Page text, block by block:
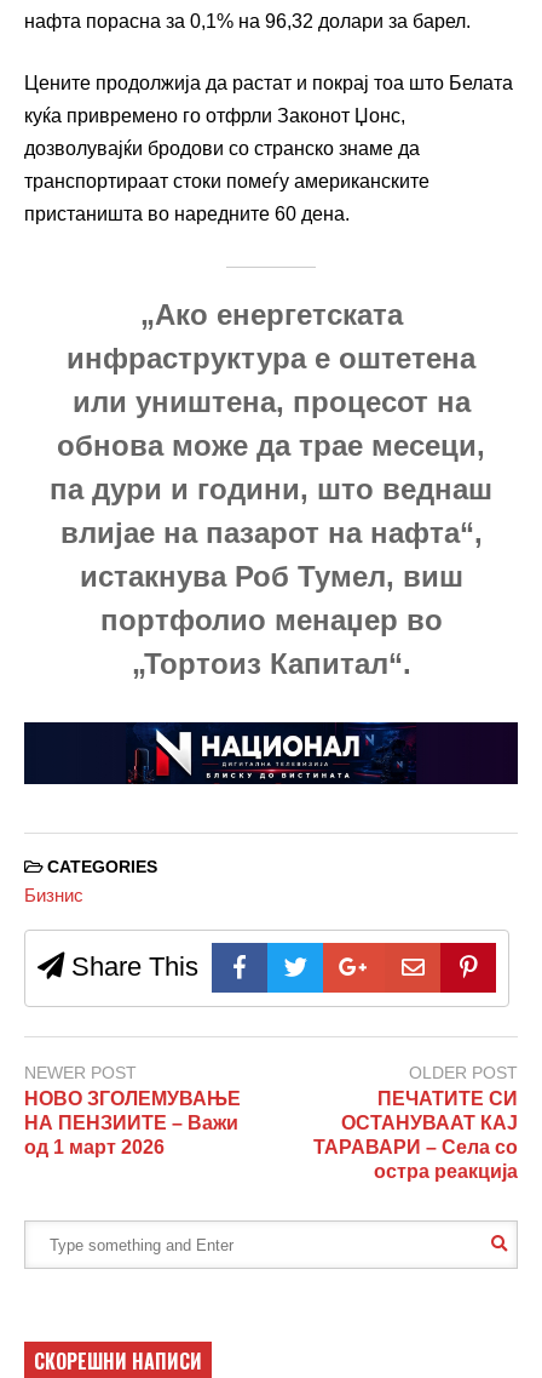
нафта порасна за 0,1% на 96,32 долари за барел.
Цените продолжија да растат и покрај тоа што Белата
куќа привремено го отфрли Законот Џонс,
дозволувајќи бродови со странско знаме да
транспортираат стоки помеѓу американските
пристаништа во наредните 60 дена.
„Ако енергетската
инфраструктура е оштетена
или уништена, процесот на
обнова може да трае месеци,
па дури и години, што веднаш
влијае на пазарот на нафта“,
истакнува Роб Тумел, виш
портфолио менаџер во
„Тортоиз Капитал“.
CATEGORIES
Бизнис
Share This
NEWER POST
НОВО ЗГОЛЕМУВАЊЕ
НА ПЕНЗИИТЕ – Важи
од 1 март 2026
OLDER POST
ПЕЧАТИТЕ СИ
ОСТАНУВААТ КАЈ
ТАРАВАРИ – Села со
остра реакција
СКОРЕШНИ НАПИСИ